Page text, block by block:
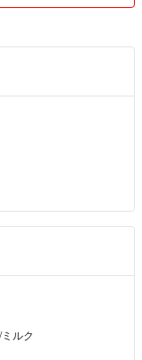
ルク